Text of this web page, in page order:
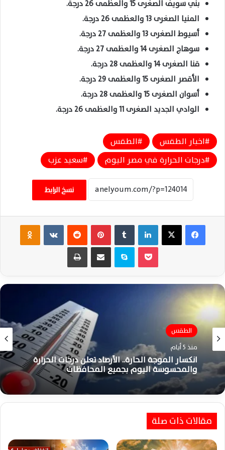
بني سويف الصغرى 15 والعظمى 26 درجة.
المنيا الصغرى 13 والعظمى 26 درجة.
أسيوط الصغرى 13 والعظمى 27 درجة.
سوهاج الصغرى 14 والعظمى 27 درجة.
قنا الصغرى 14 والعظمى 28 درجة.
الأقصر الصغرى 15 والعظمى 29 درجة.
أسوان الصغرى 15 والعظمى 28 درجة.
الوادي الجديد الصغرى 11 والعظمى 26 درجة.
اخبار الطقس
الطقس
درجات الحرارة في مصر اليوم
سعيد عزب
نسخ الرابط
فيسبوك ‫X لينكدإن بينتيريست ‏VKontakte
سكايب مشاركة عبر البريد طباعة
الطقس
منذ 5 أيام
انكسار الموجة الحارة.. الأرصاد تعلن درجات الحرارة
والمحسوسة اليوم بجميع المحافظات
الطقس
منذ 6 أيام
انكسار تدريجي لموجة الحر بدءًا من الثلاثاء
والأرصاد تحذر من استمرار الرطوبة
مقالات ذات صلة